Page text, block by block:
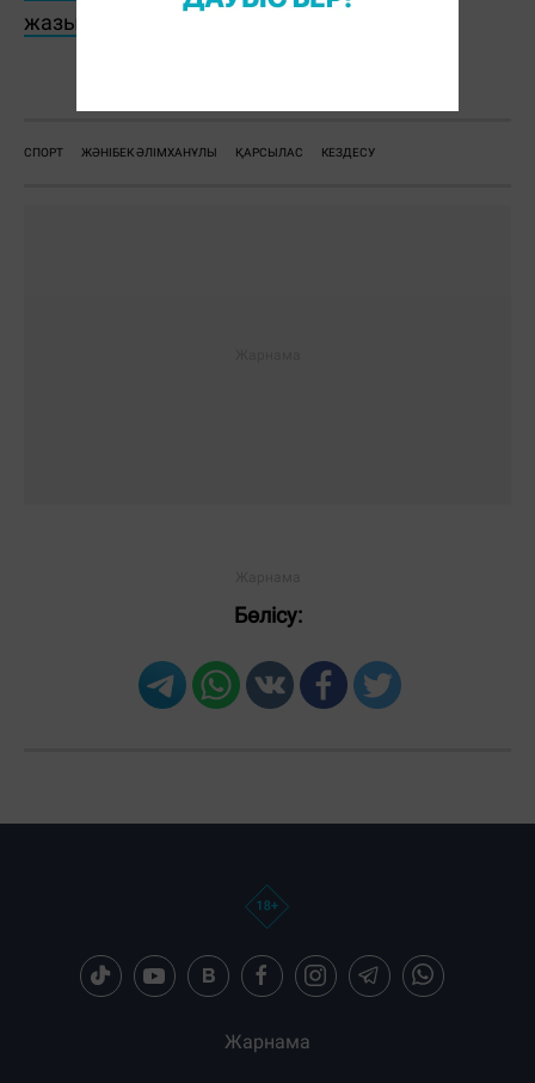
жазылыңыз
СПОРТ ЖӘНІБЕК ӘЛІМХАНҰЛЫ ҚАРСЫЛАС КЕЗДЕСУ
Бөлісу:
Жарнама